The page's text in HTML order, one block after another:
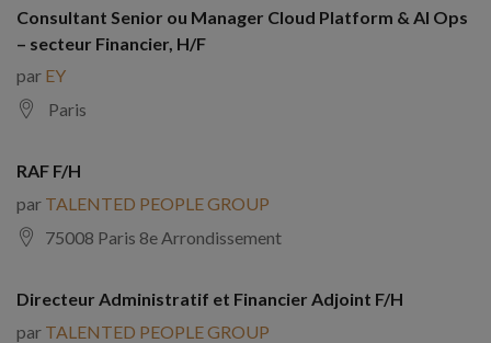
Consultant Senior ou Manager Cloud Platform & AI Ops
– secteur Financier, H/F
par EY
Paris
RAF F/H
par TALENTED PEOPLE GROUP
75008 Paris 8e Arrondissement
Directeur Administratif et Financier Adjoint F/H
par TALENTED PEOPLE GROUP